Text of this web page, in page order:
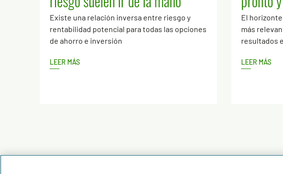
Existe una relación inversa entre riesgo y
rentabilidad potencial para todas las opciones
de ahorro e inversión
LEER MÁS
El
más
resultados
LEER MÁS